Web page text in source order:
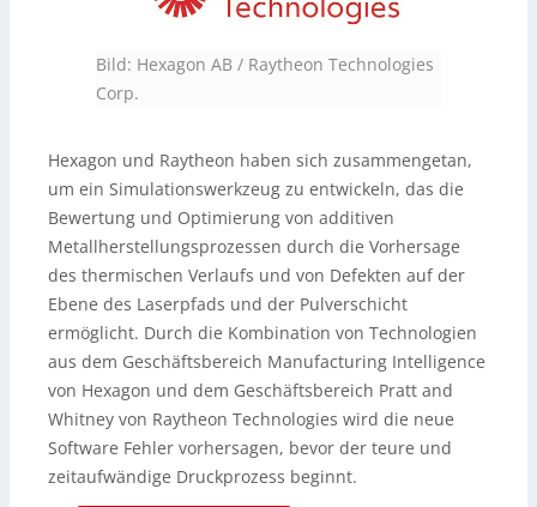
Bild: Hexagon AB / Raytheon Technologies
Corp.
Hexagon und Raytheon haben sich zusammengetan,
um ein Simulationswerkzeug zu entwickeln, das die
Bewertung und Optimierung von additiven
Metallherstellungsprozessen durch die Vorhersage
des thermischen Verlaufs und von Defekten auf der
Ebene des Laserpfads und der Pulverschicht
ermöglicht. Durch die Kombination von Technologien
aus dem Geschäftsbereich Manufacturing Intelligence
von Hexagon und dem Geschäftsbereich Pratt and
Whitney von Raytheon Technologies wird die neue
Software Fehler vorhersagen, bevor der teure und
zeitaufwändige Druckprozess beginnt.